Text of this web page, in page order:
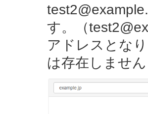
す。（
アドレスとな
は存在しません